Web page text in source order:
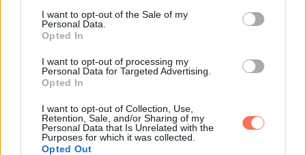
consent section.
I want to opt-out of the Sale of my
Personal Data.
Opted In
I want to opt-out of processing my
Personal Data for Targeted Advertising.
Opted In
I want to opt-out of Collection, Use,
Retention, Sale, and/or Sharing of my
Personal Data that Is Unrelated with the
Purposes for which it was collected.
Opted Out
„Őrülten szerelmes vagyok belé. Nem tudok eléggé dicsérni.
Vicces” – mondja Neeson, hozzátéve, hogy nem olyan
biztos a saját vígjátékaiban. – Őszintén szólva nem tudom,
hogy bírom-e vagy sem.
Anderson azonban azt mondja a People-nek, hogy
színésztársa „alázatos”. „Nehéz volt egyenes arcot tartani a
közös jelenetekben.”